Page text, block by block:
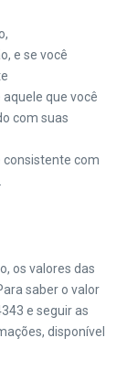
e se você
que você
com suas
consistente com
os valores das
saber o valor
e seguir as
disponível